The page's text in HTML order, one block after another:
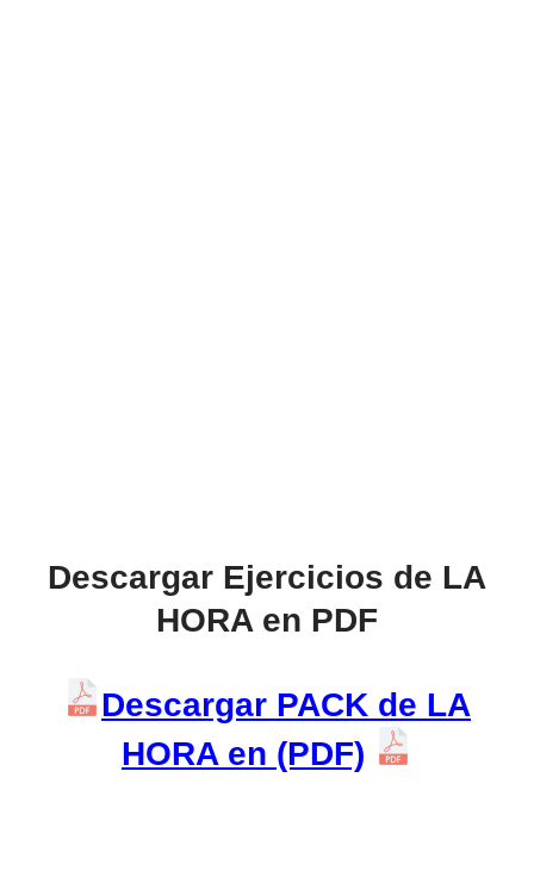
Descargar Ejercicios de LA
HORA en PDF
Descargar PACK de LA
HORA en (PDF)